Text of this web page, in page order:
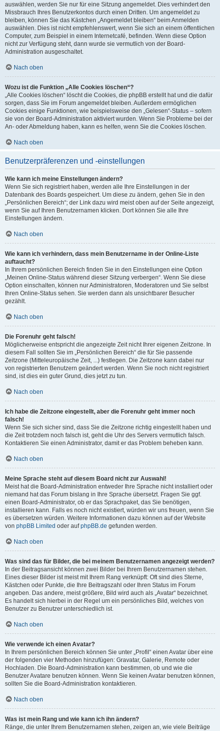
auswählen, werden Sie nur für eine Sitzung angemeldet. Dies verhindert den
Missbrauch Ihres Benutzerkontos durch einen Dritten. Um angemeldet zu
bleiben, können Sie das Kästchen „Angemeldet bleiben“ beim Anmelden
auswählen. Dies ist nicht empfehlenswert, wenn Sie sich an einem öffentlichen
Computer, zum Beispiel in einem Internetcafé, befinden. Wenn diese Option
nicht zur Verfügung steht, dann wurde sie vermutlich von der Board-
Administration ausgeschaltet.
Nach oben
Wozu ist die Funktion „Alle Cookies löschen“?
„Alle Cookies löschen“ löscht die Cookies, die phpBB erstellt hat und die dafür
sorgen, dass Sie im Forum angemeldet bleiben. Außerdem ermöglichen
Cookies einige Funktionen, wie beispielsweise den „Gelesen“-Status – sofern
sie von der Board-Administration aktiviert wurden. Wenn Sie Probleme bei der
An- oder Abmeldung haben, kann es helfen, wenn Sie die Cookies löschen.
Nach oben
Benutzerpräferenzen und -einstellungen
Wie kann ich meine Einstellungen ändern?
Wenn Sie sich registriert haben, werden alle Ihre Einstellungen in der
Datenbank des Boards gespeichert. Um diese zu ändern, gehen Sie in den
„Persönlichen Bereich“; der Link dazu wird meist oben auf der Seite angezeigt,
wenn Sie auf Ihren Benutzernamen klicken. Dort können Sie alle Ihre
Einstellungen ändern.
Nach oben
Wie kann ich verhindern, dass mein Benutzername in der Online-Liste
auftaucht?
In Ihrem persönlichen Bereich finden Sie in den Einstellungen eine Option
„Meinen Online-Status während dieser Sitzung verbergen“. Wenn Sie diese
Option einschalten, können nur Administratoren, Moderatoren und Sie selbst
Ihren Online-Status sehen. Sie werden dann als unsichtbarer Besucher
gezählt.
Nach oben
Die Forenuhr geht falsch!
Möglicherweise entspricht die angezeigte Zeit nicht Ihrer eigenen Zeitzone. In
diesem Fall sollten Sie im „Persönlichen Bereich“ die für Sie passende
Zeitzone (Mitteleuropäische Zeit, ...) festlegen. Die Zeitzone kann dabei nur
von registrierten Benutzern geändert werden. Wenn Sie noch nicht registriert
sind, ist dies ein guter Grund, dies jetzt zu tun.
Nach oben
Ich habe die Zeitzone eingestellt, aber die Forenuhr geht immer noch
falsch!
Wenn Sie sich sicher sind, dass Sie die Zeitzone richtig eingestellt haben und
die Zeit trotzdem noch falsch ist, geht die Uhr des Servers vermutlich falsch.
Kontaktieren Sie einen Administrator, damit er das Problem beheben kann.
Nach oben
Meine Sprache steht auf diesem Board nicht zur Auswahl!
Meist hat die Board-Administration entweder Ihre Sprache nicht installiert oder
niemand hat das Forum bislang in Ihre Sprache übersetzt. Fragen Sie ggf.
einen Board-Administrator, ob er das Sprachpaket, das Sie benötigen,
installieren kann. Falls es noch nicht existiert, würden wir uns freuen, wenn Sie
es übersetzen würden. Weitere Informationen dazu können auf der Website
von phpBB Limited oder aufphpBB.de gefunden werden.
Nach oben
Was sind das für Bilder, die bei meinem Benutzernamen angezeigt werden?
In der Beitragsansicht können zwei Bilder bei Ihrem Benutzernamen stehen.
Eines dieser Bilder ist meist mit Ihrem Rang verknüpft: Oft sind dies Sterne,
Kästchen oder Punkte, die Ihre Beitragszahl oder Ihren Status im Forum
angeben. Das andere, meist größere, Bild wird auch als „Avatar“ bezeichnet.
Es handelt sich hierbei in der Regel um ein persönliches Bild, welches von
Benutzer zu Benutzer unterschiedlich ist.
Nach oben
Wie verwende ich einen Avatar?
In Ihrem persönlichen Bereich können Sie unter „Profil“ einen Avatar über eine
der folgenden vier Methoden hinzufügen: Gravatar, Galerie, Remote oder
Hochladen. Die Board-Administration kann bestimmen, ob und wie die
Benutzer Avatare benutzen können. Wenn Sie keinen Avatar benutzen können,
sollten Sie die Board-Administration kontaktieren.
Nach oben
Was ist mein Rang und wie kann ich ihn ändern?
Ränge, die unter Ihrem Benutzernamen stehen, zeigen an, wie viele Beiträge